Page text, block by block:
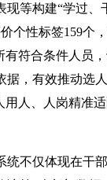
现等构建“学过、
个性标签159个
有符合条件人员
，有效推动选
用人、人岗精准
统不仅体现在干